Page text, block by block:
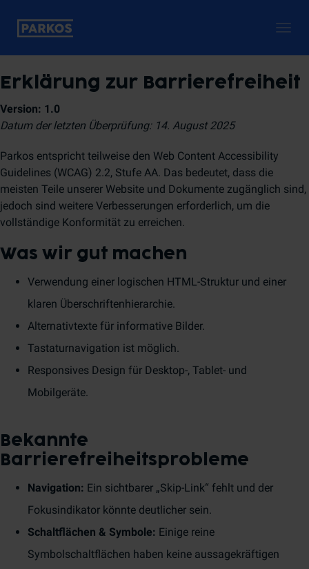
Erklärung zur Barrierefreiheit
Version: 1.0
Datum der letzten Überprüfung: 14. August 2025
Parkos entspricht teilweise den Web Content Accessibility
Guidelines (WCAG) 2.2, Stufe AA. Das bedeutet, dass die
meisten Teile unserer Website und Dokumente zugänglich sind,
jedoch sind weitere Verbesserungen erforderlich, um die
vollständige Konformität zu erreichen.
Was wir gut machen
Verwendung einer logischen HTML-Struktur und einer
klaren Überschriftenhierarchie.
Alternativtexte für informative Bilder.
Tastaturnavigation ist möglich.
Responsives Design für Desktop-, Tablet- und
Mobilgeräte.
Bekannte
Barrierefreiheitsprobleme
Navigation: Ein sichtbarer „Skip-Link“ fehlt und der
Fokusindikator könnte deutlicher sein.
Schaltflächen & Symbole: Einige reine
Symbolschaltflächen haben keine aussagekräftigen